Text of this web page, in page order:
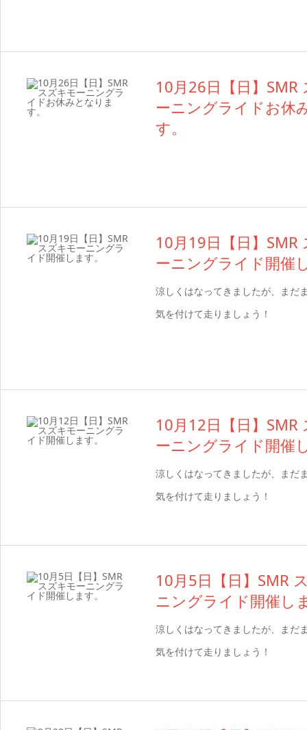
10月26日【日】SMR
ーニングライドお休
す。
10月19日【日】SMR
ーニングライド開催
涼しくはなってきましたが、まだ
気を付けて走りましょう！
10月12日【日】SMR
ーニングライド開催
涼しくはなってきましたが、まだ
気を付けて走りましょう！
10月5日【日】SMR
ニングライド開催し
涼しくはなってきましたが、まだ
気を付けて走りましょう！